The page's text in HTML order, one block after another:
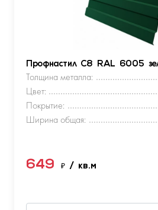
Профнастил С8 RAL 6005
Толщина металла:
Цвет:
Покрытие:
Ширина общая:
649 ₽ / кв.м